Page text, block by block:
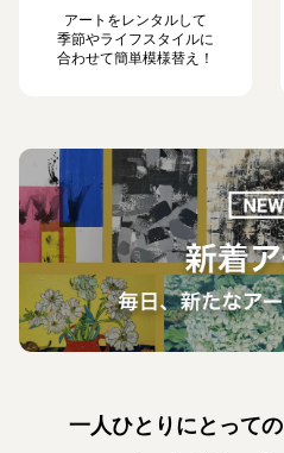
アートをレンタルして
季節やライフスタイルに
合わせて簡単模様替え！
一人ひとりにとっての